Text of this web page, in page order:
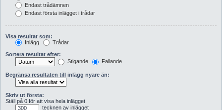
Endast trådämnen
Endast första inlägget i trådar
Visa resultat som:
Inlägg
Trådar
Sortera resultat efter:
Stigande
Fallande
Begränsa resultaten till inlägg nyare än:
Skriv ut första:
Ställ på 0 för att visa hela inlägget.
tecknen av inlägget